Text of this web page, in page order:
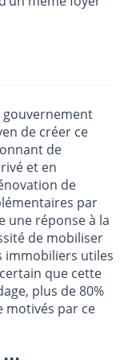
de créer ce
de
et en
de
par
une réponse à la
de mobiliser
immobiliers utiles
que cette
plus de 80%
motivés par ce